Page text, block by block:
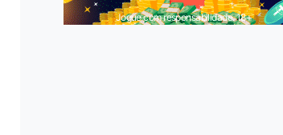
Jogue com responsabilidade. 18+